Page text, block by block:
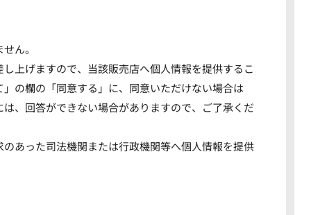
ん。
上げますので、当該販売店へ個人情報を提供するこ
の欄の「同意する」に、同意いただけない場合は
、回答ができない場合がありますので、ご了承くだ
あった司法機関または行政機関等へ個人情報を提供